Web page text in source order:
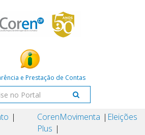
e Prestação de Contas
Coren
Plus
Movimenta Eleições